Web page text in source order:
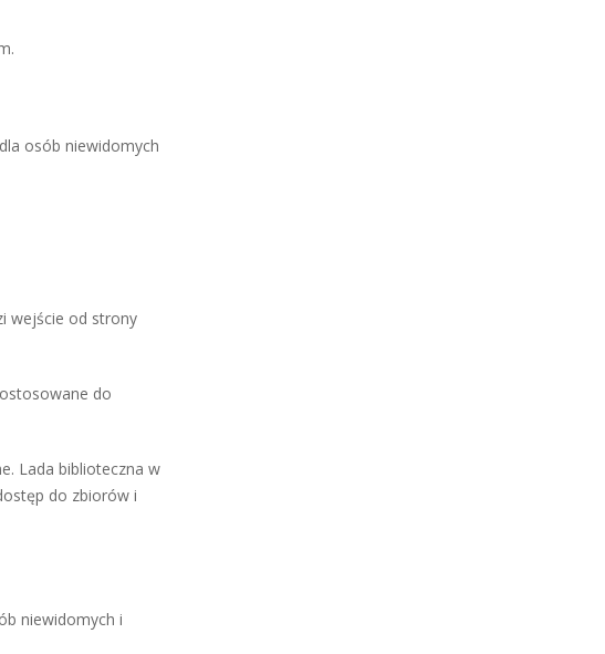
osób niewidomych
wejście od strony
do
Lada biblioteczna w
do zbiorów i
niewidomych i